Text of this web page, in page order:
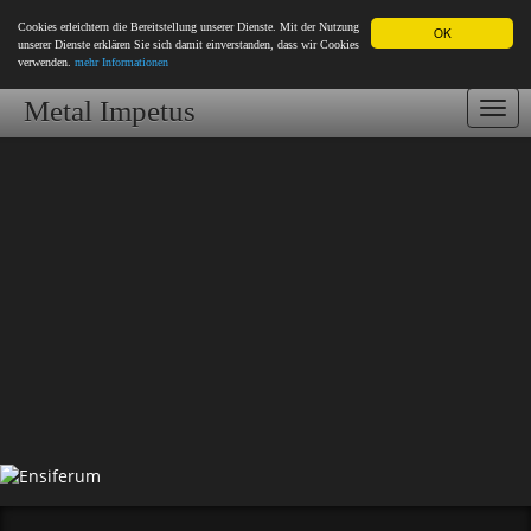
OK
Cookies erleichtern die Bereitstellung unserer Dienste. Mit der Nutzung
unserer Dienste erklären Sie sich damit einverstanden, dass wir Cookies
verwenden. mehr Informationen
Metal Impetus